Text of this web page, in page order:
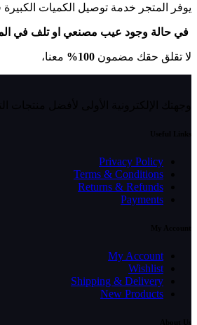
يوفر المتجر خدمة توصيل الكميات
في حالة وجود عيب مصنعي او تلف في
لا تقلق حقك مضمون 100% معنا،
Privacy Policy
Terms & Conditions
Returns & Refunds
Payments
My Account
Wishlist
Shipping & Delivery
New Products